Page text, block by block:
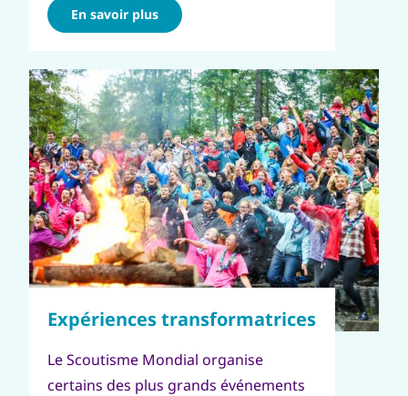
En savoir plus
Le Scoutisme Mondial organise
certains des plus grands événements